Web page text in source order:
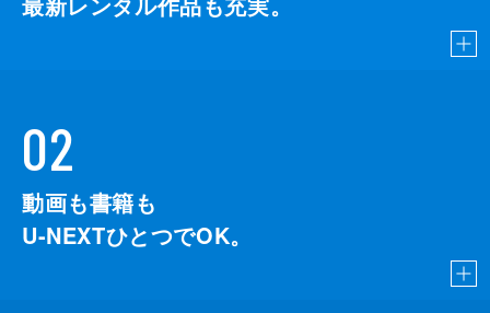
02
動画も書籍も
U-NEXTひとつでOK。